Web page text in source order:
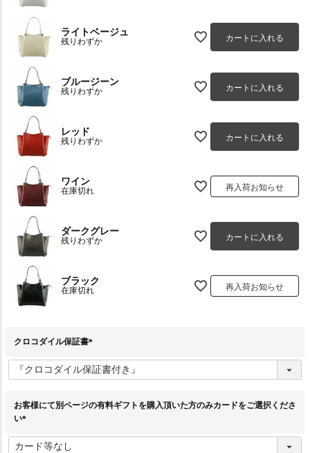
ライトベージュ
残りわずか カートに入れる
ブルージーン
残りわずか カートに入れる
レッド
残りわずか カートに入れる
ワイン
在庫切れ 再入荷お知らせ
ダークグレー
残りわずか カートに入れる
ブラック
在庫切れ 再入荷お知らせ
クロコダイル保証書
必
須
お客様にて別ページの有料ギフトを購入頂いた方のみカードをご選択くださ
い
必